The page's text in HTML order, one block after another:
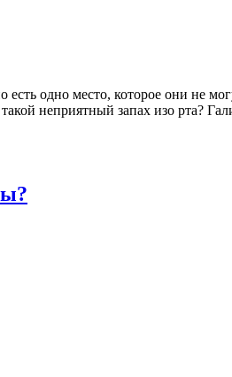
одно место, которое они не
неприятный запах изо рта?